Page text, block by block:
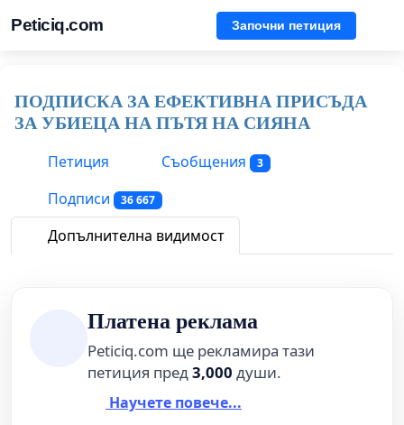
Peticiq.com Започни петиция
ПОДПИСКА ЗА ЕФЕКТИВНА ПРИСЪДА
ЗА УБИЕЦА НА ПЪТЯ НА СИЯНА
Петиция
Съобщения 3
Подписи 36 667
Допълнителна видимост
Платена реклама
Peticiq.com ще рекламира тази
петиция пред3,000 души.
Научете повече...